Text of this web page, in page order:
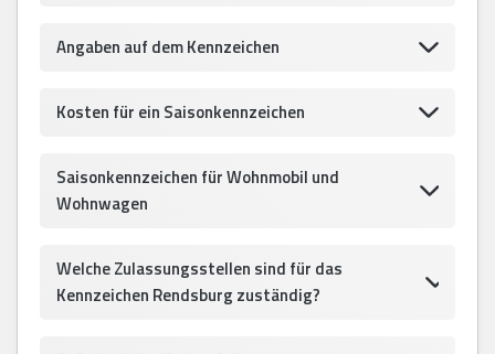
Angaben auf dem Kennzeichen
Kosten für ein Saisonkennzeichen
Saisonkennzeichen für Wohnmobil und
Wohnwagen
Welche Zulassungsstellen sind für das
Kennzeichen Rendsburg zuständig?